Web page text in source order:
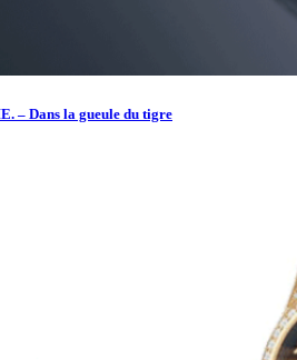
– Dans la gueule du tigre